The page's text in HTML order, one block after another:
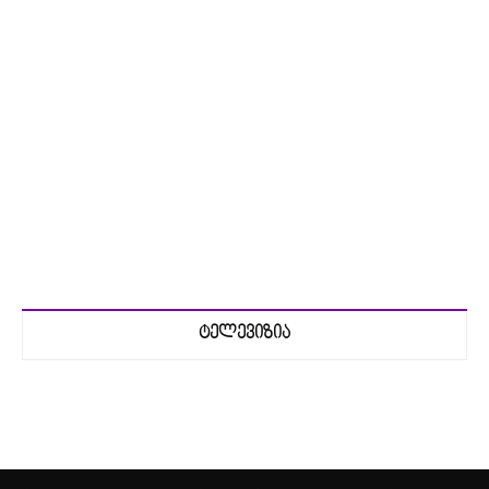
ტელევიზია